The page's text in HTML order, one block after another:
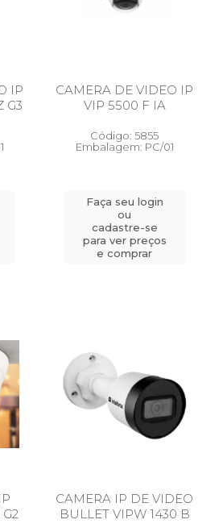
IP
G3
CAMERA DE VIDEO IP
VIP 5500 F IA
Código: 5855
Embalagem: PC/01
Faça seu login
ou
cadastre-se
para ver preços
e comprar
CAMERA IP DE VIDEO
BULLET VIPW 1430 B